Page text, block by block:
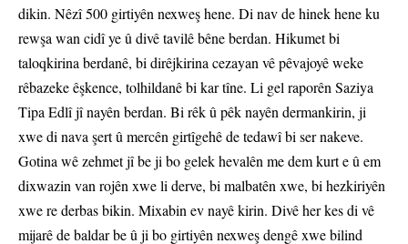
dikin. Nêzî 500 girtiyên nexweş hene. Di nav de hinek hene ku
rewşa wan cidî ye û divê tavilê bêne berdan. Hikumet bi
taloqkirina berdanê, bi dirêjkirina cezayan vê pêvajoyê weke
rêbazeke êşkence, tolhildanê bi kar tîne. Li gel raporên Saziya
Tipa Edlî jî nayên berdan. Bi rêk û pêk nayên dermankirin, ji
xwe di nava şert û mercên girtîgehê de tedawî bi ser nakeve.
Gotina wê zehmet jî be ji bo gelek hevalên me dem kurt e û em
dixwazin van rojên xwe li derve, bi malbatên xwe, bi hezkiriyên
xwe re derbas bikin. Mixabin ev nayê kirin. Divê her kes di vê
mijarê de baldar be û ji bo girtiyên nexweş dengê xwe bilind